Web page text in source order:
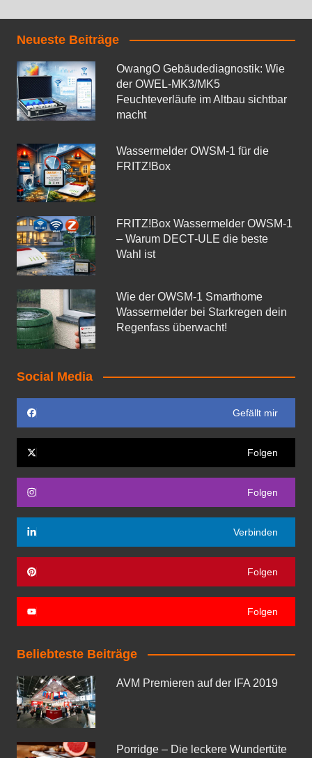
Neueste Beiträge
OwangO Gebäudediagnostik: Wie
der OWEL‑MK3/MK5
Feuchteverläufe im Altbau sichtbar
macht
Wassermelder OWSM‑1 für die
FRITZ!Box
FRITZ!Box Wassermelder OWSM-1
– Warum DECT‑ULE die beste
Wahl ist
Wie der OWSM‑1 Smarthome
Wassermelder bei Starkregen dein
Regenfass überwacht!
Social Media
Gefällt mir
Folgen
Folgen
Verbinden
Folgen
Folgen
Beliebteste Beiträge
AVM Premieren auf der IFA 2019
Porridge – Die leckere Wundertüte